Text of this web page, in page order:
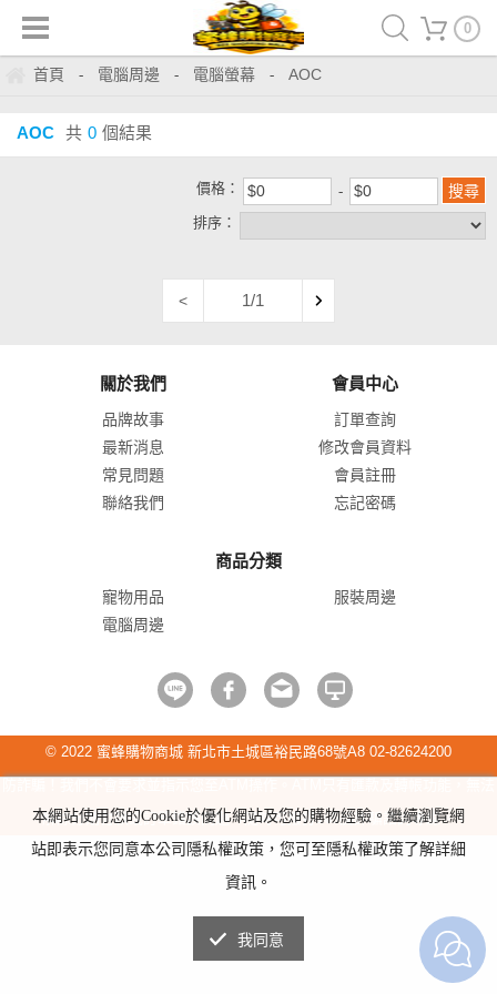
0
首頁 - 電腦周邊 - 電腦螢幕 - AOC
AOC 共 0 個結果
價格：
排序：
< 1/1
關於我們
品牌故事
最新消息
常見問題
聯絡我們
會員中心
訂單查詢
修改會員資料
會員註冊
忘記密碼
商品分類
寵物用品
服裝周邊
電腦周邊
© 2022 蜜蜂購物商城 新北市土城區裕民路68號A8 02-82624200
解除分期付款或訂單錯誤問題。隨時可撥打165反詐騙諮詢專線。
本網站使用您的Cookie於優化網站及您的購物經驗。繼續瀏覽網
站即表示您同意本公司隱私權政策，您可至隱私權政策了解詳細
資訊。
我同意